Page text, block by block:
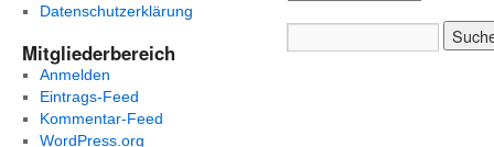
Datenschutzerklärung
Mitgliederbereich
Anmelden
Eintrags-Feed
Kommentar-Feed
WordPress.org